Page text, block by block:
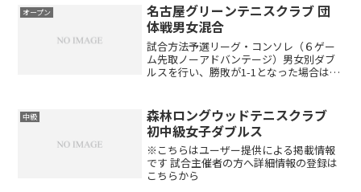
オープン
名古屋グリーンテニスクラブ 団
体戦男女混合
試合方法予選リーグ・コンソレ（６ゲー
ム先取ノーアドバンテージ）男女別ダブ
ルスを行い、勝敗が1-1となった場合はミ
なります※出場者数により変更する場合
があります。（ドロ...
中級
森林ロングウッドテニスクラブ
初中級女子ダブルス
※こちらはユーザー提供による掲載情報
です 試合主催者の方へ詳細情報の登録は
こちらから